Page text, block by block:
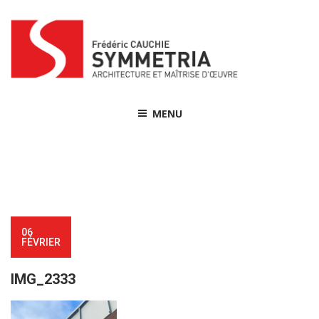
content
MENU
06
FÉVRIER
IMG_2333